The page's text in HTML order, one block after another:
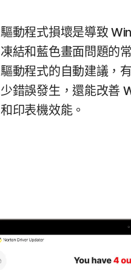
驅動程式損壞是導致
凍結和藍色畫面問題的
驅動程式的自動建議，
少錯誤發生，還能改善
和印表機效能。